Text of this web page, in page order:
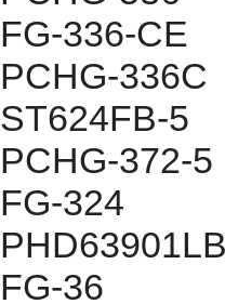
FG-336-CE
PCHG-336C
ST624FB-5
PCHG-372-5
FG-324
PHD63901LB
FG-36